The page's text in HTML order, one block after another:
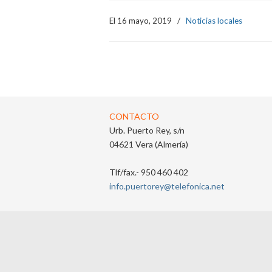
El 16 mayo, 2019 / Noticias locales
CONTACTO
Urb. Puerto Rey, s/n
04621 Vera (Almería)
Tlf/fax.- 950 460 402
info.puertorey@telefonica.net